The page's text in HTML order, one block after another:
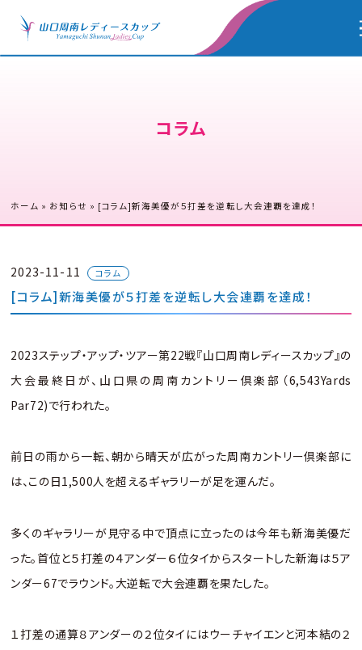
コラム
ホーム » お知らせ » [コラム]新海美優が５打差を逆転し大会連覇を達成！
2023-11-11 コラム
[コラム]新海美優が５打差を逆転し大会連覇を達成！
2023ステップ・アップ・ツアー第22戦『山口周南レディースカップ』の
大会最終日が、山口県の周南カントリー倶楽部（6,543Yards
Par72)で行われた。
前日の雨から一転、朝から晴天が広がった周南カントリー倶楽部に
は、この日1,500人を超えるギャラリーが足を運んだ。
多くのギャラリーが見守る中で頂点に立ったのは今年も新海美優だ
った。首位と５打差の４アンダー６位タイからスタートした新海は５ア
ンダー67でラウンド。大逆転で大会連覇を果たした。
１打差の通算８アンダーの２位タイにはウーチャイエンと河本結の２